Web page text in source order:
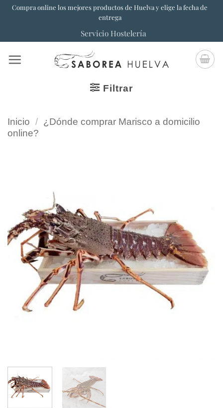
SaltarCompra online los mejores productos de Huelva y elige la fecha de
entrega
Servicio Hostelería
Filtrar
Inicio / ¿Dónde comprar Marisco a domicilio
online?